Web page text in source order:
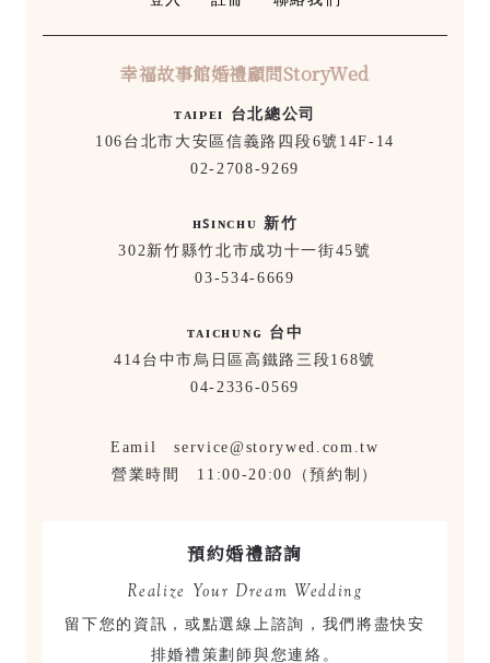
幸福故事館婚禮顧問StoryWed
ᴛᴀɪᴘᴇɪ 台北總公司
106台北市大安區信義路四段6號14F-14
02-2708-9269
ʜꜱɪɴᴄʜᴜ 新竹
302新竹縣竹北市成功十一街45號
03-534-6669
ᴛᴀɪᴄʜᴜɴɢ 台中
414台中市烏日區高鐵路三段168號
04-2336-0569
Eamil service@storywed.com.tw
營業時間 11:00-20:00（預約制）
預約婚禮諮詢
Realize Your Dream Wedding
留下您的資訊，或點選線上諮詢，我們將盡快安
排婚禮策劃師與您連絡。